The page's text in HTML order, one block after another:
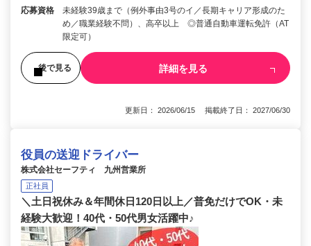
応募資格
未経験39歳まで（例外事由3号のイ／長期キャリア形成のた
め／職業経験不問）、高卒以上 ◎普通自動車運転免許（AT
限定可）
後で見る 詳細を見る
更新日： 2026/06/15 掲載終了日： 2027/06/30
役員の送迎ドライバー
株式会社セーフティ 九州営業所
正社員
＼土日祝休み＆年間休日120日以上／普免だけでOK・未
経験大歓迎！40代・50代男女活躍中♪